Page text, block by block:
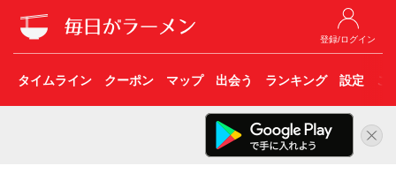
登録/ログイン
タイムライン クーポン マップ 出会う ランキング 設定 こ